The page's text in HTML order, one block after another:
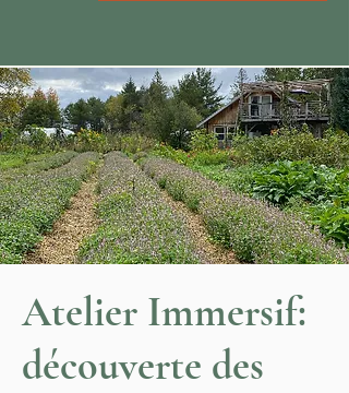
Atelier Immersif:
découverte des